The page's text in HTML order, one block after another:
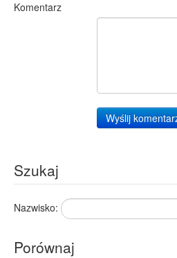
Komentarz
Wyślij
Szukaj
Nazwisko:
Porównaj